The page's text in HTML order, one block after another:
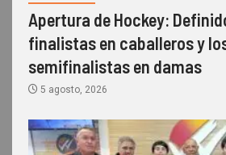
Apertura de Hockey:
finalistas en caballeros y
semifinalistas en damas
5 agosto, 2026